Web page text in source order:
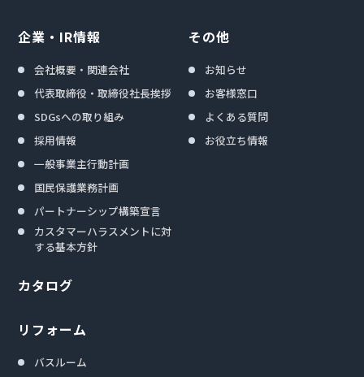
企業・IR情報
会社概要・関連会社
代表取締役・取締役社長挨拶
SDGsへの取り組み
採用情報
一般事業主行動計画
国民保護業務計画
パートナーシップ構築宣言
カスタマーハラスメントに対
する基本方針
カタログ
リフォーム
バスルーム
その他
お知らせ
お客様窓口
よくある質問
お役立ち情報